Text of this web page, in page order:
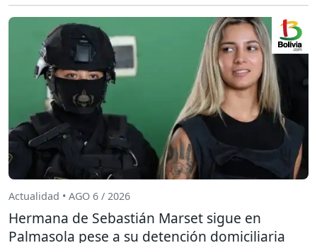
Actualidad • AGO 6 / 2026
Hermana de Sebastián Marset sigue en
Palmasola pese a su detención domiciliaria